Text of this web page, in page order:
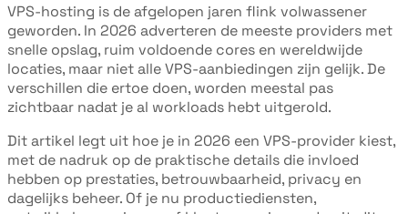
VPS-hosting is de afgelopen jaren flink volwassener
geworden. In 2026 adverteren de meeste providers met
snelle opslag, ruim voldoende cores en wereldwijde
locaties, maar niet alle VPS-aanbiedingen zijn gelijk. De
verschillen die ertoe doen, worden meestal pas
zichtbaar nadat je al workloads hebt uitgerold.
Dit artikel legt uit hoe je in 2026 een VPS-provider kiest,
met de nadruk op de praktische details die invloed
hebben op prestaties, betrouwbaarheid, privacy en
dagelijks beheer. Of je nu productiediensten,